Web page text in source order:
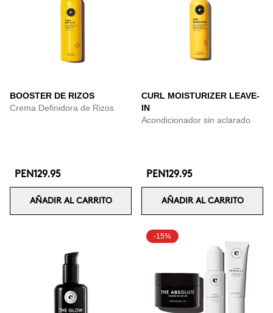
BOOSTER DE RIZOS
Crema Definidora de Rizos
PEN129.95
AÑADIR AL CARRITO
CURL MOISTURIZER LEAVE-
IN
Acondicionador sin aclarado
PEN129.95
AÑADIR AL CARRITO
-15%